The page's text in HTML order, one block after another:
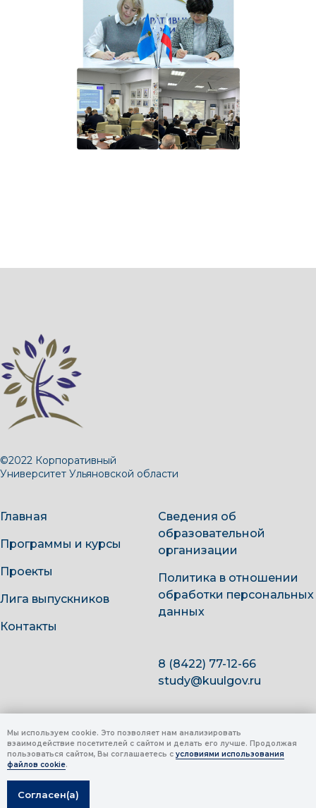
Мы используем cookie. Это позволяет нам анализировать
взаимодействие посетителей с сайтом и делать его лучше. Продолжая
пользоваться сайтом, Вы соглашаетесь с условиями использования
файлов cookie.
Согласен(а)
©2022 Корпоративный
Университет Ульяновской области
Главная
Программы и курсы
Проекты
Лига выпускников
Контакты
Сведения об
образовательной
организации
Политика в отношении
обработки персональных
данных
8 (8422) 77-12-66
study@kuulgov.ru